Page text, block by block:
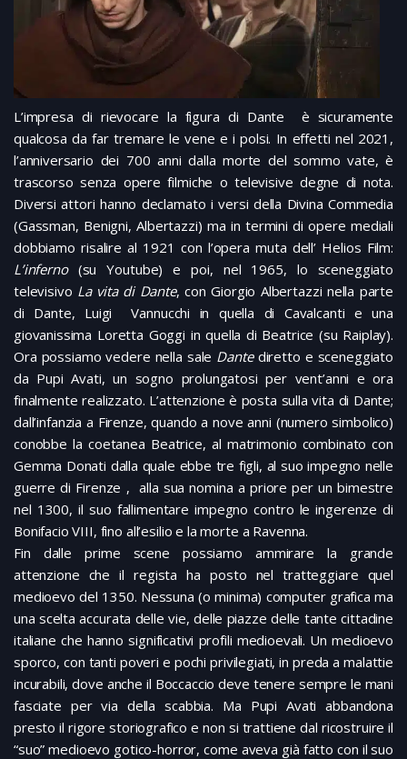
L’impresa di rievocare la figura di Dante è sicuramente
qualcosa da far tremare le vene e i polsi. In effetti nel 2021,
l’anniversario dei 700 anni dalla morte del sommo vate, è
trascorso senza opere filmiche o televisive degne di nota.
Diversi attori hanno declamato i versi della Divina Commedia
(Gassman, Benigni, Albertazzi) ma in termini di opere mediali
dobbiamo risalire al 1921 con l’opera muta dell’ Helios Film:
L’inferno(su Youtube) e poi, nel 1965, lo sceneggiato
televisivo La vita di Dante, con Giorgio Albertazzi nella parte
di Dante, Luigi Vannucchi in quella di Cavalcanti e una
giovanissima Loretta Goggi in quella di Beatrice (su Raiplay).
Ora possiamo vedere nella sale Dantediretto e sceneggiato
da Pupi Avati, un sogno prolungatosi per vent’anni e ora
finalmente realizzato. L’attenzione è posta sulla vita di Dante;
dall’infanzia a Firenze, quando a nove anni (numero simbolico)
conobbe la coetanea Beatrice, al matrimonio combinato con
Gemma Donati dalla quale ebbe tre figli, al suo impegno nelle
guerre di Firenze , alla sua nomina a priore per un bimestre
nel 1300, il suo fallimentare impegno contro le ingerenze di
Bonifacio VIII, fino all’esilio e la morte a Ravenna.
Fin dalle prime scene possiamo ammirare la grande
attenzione che il regista ha posto nel tratteggiare quel
medioevo del 1350. Nessuna (o minima) computer grafica ma
una scelta accurata delle vie, delle piazze delle tante cittadine
italiane che hanno significativi profili medioevali. Un medioevo
sporco, con tanti poveri e pochi privilegiati, in preda a malattie
incurabili, dove anche il Boccaccio deve tenere sempre le mani
fasciate per via della scabbia. Ma Pupi Avati abbandona
presto il rigore storiografico e non si trattiene dal ricostruire il
“suo” medioevo gotico-horror, come aveva già fatto con il suo